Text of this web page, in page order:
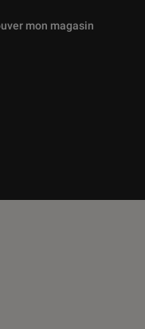
être proposées
mon magasin